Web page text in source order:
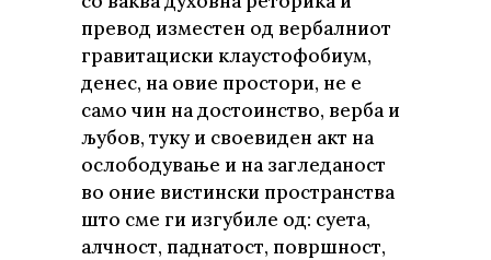
превод изместен од вербалниот
гравитациски клаустофобиум,
денес, на овие простори, не е
само чин на достоинство, верба и
љубов, туку и своевиден акт на
ослободување и на загледаност
во оние вистински пространства
што сме ги изгубиле од: суета,
алчност, паднатост, површност,